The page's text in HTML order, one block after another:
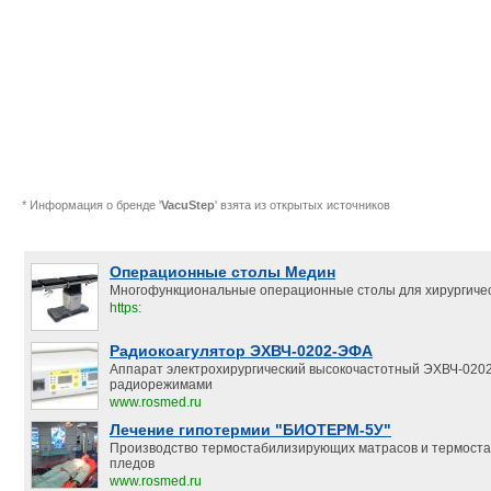
* Информация о бренде 'VacuStep' взята из открытых источников
Операционные столы Медин
Многофункциональные операционные столы для
https:
Радиокоагулятор ЭХВЧ-0202-ЭФА
Аппарат электрохирургический высокочастотный ЭХВЧ-
радиорежимами
www.rosmed.ru
Лечение гипотермии "БИОТЕРМ-5У"
Производство термостабилизирующих матрасов и
пледов
www.rosmed.ru